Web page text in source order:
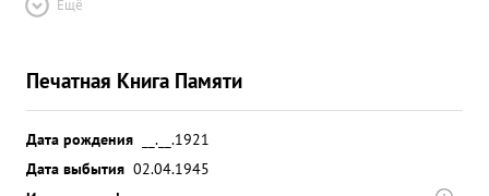
войск районе Мерефа до 700 автос артиллерией
автомашин на ж.д. станции Мерефа до 8 составов
Ещё
Печатная Книга Памяти
Дата рождения
__.__.1921
Дата выбытия 02.04.1945